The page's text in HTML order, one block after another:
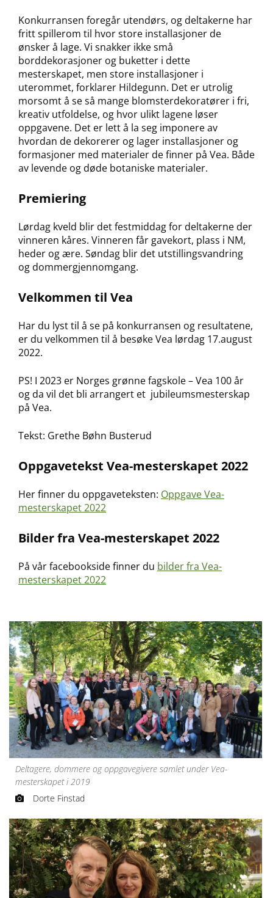
Konkurransen foregår utendørs, og deltakerne har
fritt spillerom til hvor store installasjoner de
ønsker å lage. Vi snakker ikke små
borddekorasjoner og buketter i dette
mesterskapet, men store installasjoner i
uterommet, forklarer Hildegunn. Det er utrolig
morsomt å se så mange blomsterdekoratører i fri,
kreativ utfoldelse, og hvor ulikt lagene løser
oppgavene. Det er lett å la seg imponere av
hvordan de dekorerer og lager installasjoner og
formasjoner med materialer de finner på Vea. Både
av levende og døde botaniske materialer.
Premiering
Lørdag kveld blir det festmiddag for deltakerne der
vinneren kåres. Vinneren får gavekort, plass i NM,
heder og ære. Søndag blir det utstillingsvandring
og dommergjennomgang.
Velkommen til Vea
Har du lyst til å se på konkurransen og resultatene,
er du velkommen til å besøke Vea lørdag 17.august
2022.
PS! I 2023 er Norges grønne fagskole – Vea 100 år
og da vil det bli arrangert et jubileumsmesterskap
på Vea.
Tekst: Grethe Bøhn Busterud
Oppgavetekst Vea-mesterskapet 2022
Her finner du oppgaveteksten: Oppgave Vea-
mesterskapet 2022
Bilder fra Vea-mesterskapet 2022
På vår facebookside finner du bilder fra Vea-
mesterskapet 2022
Deltagere, dommere og oppgavegivere samlet under Vea-
mesterskapet i 2019
Dorte Finstad